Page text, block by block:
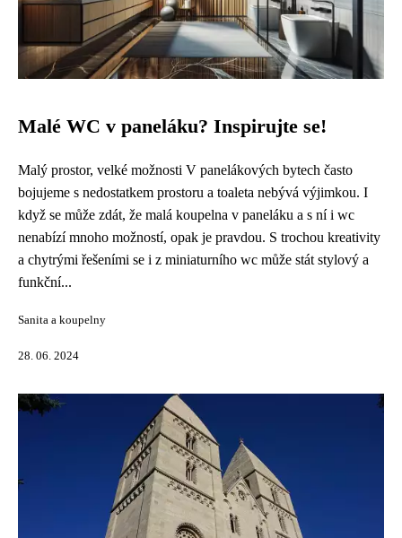
Malé WC v paneláku? Inspirujte se!
Malý prostor, velké možnosti V panelákových bytech často
bojujeme s nedostatkem prostoru a toaleta nebývá výjimkou. I
když se může zdát, že malá koupelna v paneláku a s ní i wc
nenabízí mnoho možností, opak je pravdou. S trochou kreativity
a chytrými řešeními se i z miniaturního wc může stát stylový a
funkční...
Sanita a koupelny
28. 06. 2024